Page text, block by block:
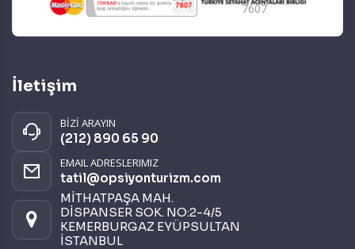
7607
İletişim
BİZİ ARAYIN
(212) 890 65 90
EMAIL ADRESLERIMIZ
tatil@opsiyonturizm.com
MİTHATPAŞA MAH.
DİSPANSER SOK. NO:2-4/5
KEMERBURGAZ EYÜPSULTAN
İSTANBUL